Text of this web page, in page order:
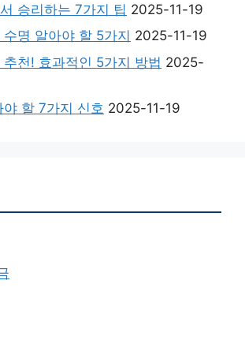
승리하는 7가지 팁 2025-11-19
명 알아야 할 5가지 2025-11-19
천! 효과적인 5가지 방법 2025-
할 7가지 신호 2025-11-19